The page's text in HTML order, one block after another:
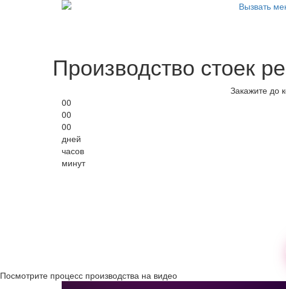
Вызвать
Производство стоек
Закажите до
00
00
00
дней
часов
минут
Посмотрите процесс производства на видео